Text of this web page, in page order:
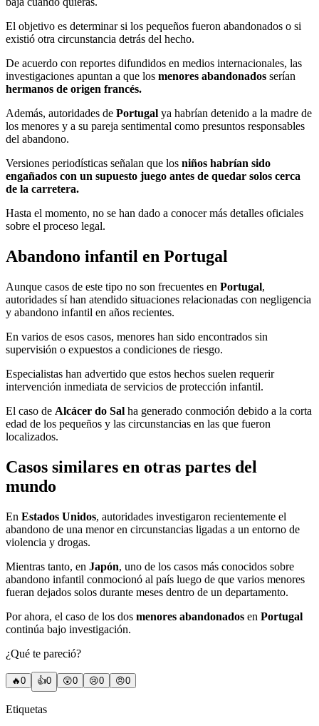
El objetivo es determinar si los pequeños fueron abandonados o si
existió otra circunstancia detrás del hecho.
De acuerdo con reportes difundidos en medios internacionales, las
investigaciones apuntan a que los menores abandonados serían
hermanos de origen francés.
Además, autoridades de Portugal ya habrían detenido a la madre de
los menores y a su pareja sentimental como presuntos responsables
del abandono.
Versiones periodísticas señalan que los niños habrían sido
engañados con un supuesto juego antes de quedar solos cerca
de la carretera.
Hasta el momento, no se han dado a conocer más detalles oficiales
sobre el proceso legal.
Abandono infantil en Portugal
Aunque casos de este tipo no son frecuentes en Portugal,
autoridades sí han atendido situaciones relacionadas con negligencia
y abandono infantil en años recientes.
En varios de esos casos, menores han sido encontrados sin
supervisión o expuestos a condiciones de riesgo.
Especialistas han advertido que estos hechos suelen requerir
intervención inmediata de servicios de protección infantil.
El caso de Alcácer do Sal ha generado conmoción debido a la corta
edad de los pequeños y las circunstancias en las que fueron
localizados.
Casos similares en otras partes del
mundo
En Estados Unidos, autoridades investigaron recientemente el
abandono de una menor en circunstancias ligadas a un entorno de
violencia y drogas.
Mientras tanto, en Japón, uno de los casos más conocidos sobre
abandono infantil conmocionó al país luego de que varios menores
fueran dejados solos durante meses dentro de un departamento.
Por ahora, el caso de los dos menores abandonados en Portugal
continúa bajo investigación.
¿Qué te pareció?
🔥0 👍0 😲0 😢0 😠0
Etiquetas